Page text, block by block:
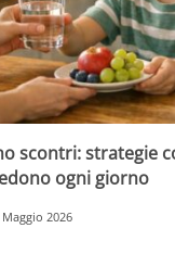
scontri: strategie
ogni giorno
Maggio 2026